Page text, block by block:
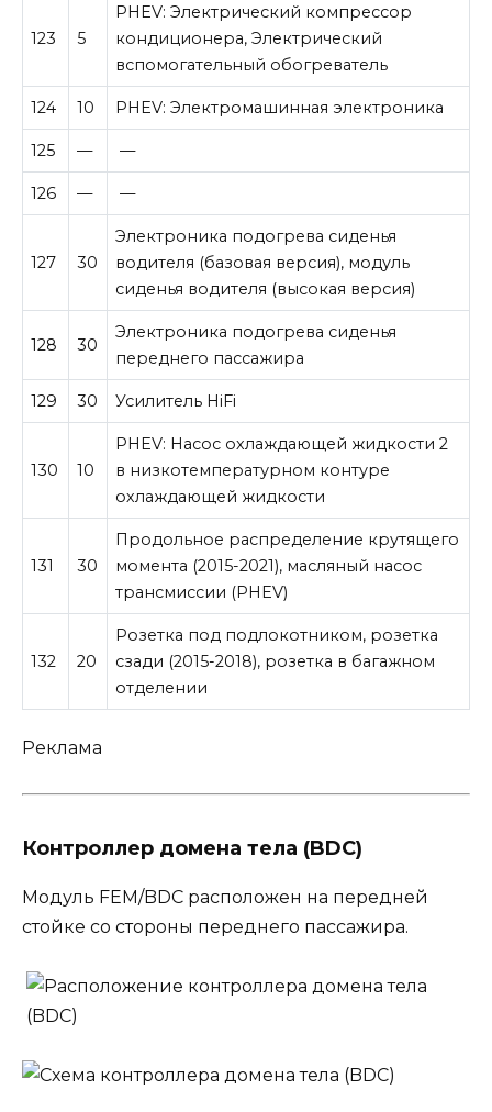
123 5
PHEV: Электрический компрессор
кондиционера, Электрический
вспомогательный обогреватель
124 10 PHEV: Электромашинная электроника
125 — —
126 — —
127 30
Электроника подогрева сиденья
водителя (базовая версия), модуль
сиденья водителя (высокая версия)
128 30
Электроника подогрева сиденья
переднего пассажира
129 30 Усилитель HiFi
130 10
PHEV: Насос охлаждающей жидкости 2
в низкотемпературном контуре
охлаждающей жидкости
131 30
Продольное распределение крутящего
момента (2015-2021), масляный насос
трансмиссии (PHEV)
132 20
Розетка под подлокотником, розетка
сзади (2015-2018), розетка в багажном
отделении
Реклама
Контроллер домена тела (BDC)
Модуль FEM/BDC расположен на передней
стойке со стороны переднего пассажира.